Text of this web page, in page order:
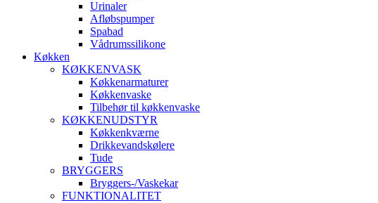
Urinaler
Afløbspumper
Spabad
Vådrumssilikone
Køkken
KØKKENVASK
Køkkenarmaturer
Køkkenvaske
Tilbehør til køkkenvaske
KØKKENUDSTYR
Køkkenkværne
Drikkevandskølere
Tude
BRYGGERS
Bryggers-/Vaskekar
FUNKTIONALITET